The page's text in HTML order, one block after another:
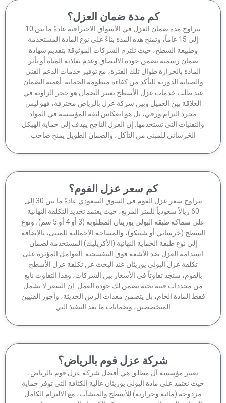
كم مدة ضمان العزل؟
تتراوح مدة ضمان العزل في الأسواق الاحترافية عادةً ما بين 10
إلى 15 عاماً، وتمنح هذه المدة بناءً على نوع المادة المستخدمة
وطبيعة السطح، حيث تلتزم الشركات الموثوقة بتقديم شهادة
ضمان رسمية تضمن جودة الالتصاق وعدم نفاذية المياه أو تأثر
المادة بالحرارة طوال تلك الفترة، مع توفير خدمات الدعم الفني
الدورية للتأكد من كفاءة منظومة الحماية. أهمية الضمان
طلب خدمات عزل الأسطح يعتبر الضمان هو حجر الزاوية في
بين العميل وبين شركة عزل بالرياض محترفة، فهو ليس
مجرد التزام ورقي، بل هو انعكاس لثقة المؤسسة في المواد
التي تستخدمها. إن العزل الناجح يهدف إلى حماية الهيكل
الخرساني للمبنى من التآكل، والضمان الطويل يمنح صاحب
كم سعر عزل الفوم؟
يتراوح سعر عزل الفوم في السوق السعودي عادةً ما بين 30 إلى
60 ريالاً سعودياً للمتر المربع، حيث يعتمد تحديد التكلفة النهائية
على سماكة طبقة البولي يوريثان المطلوبة (3 أو 4 أو 5 سم)، ونوع
(خرساني أو شينكو)، والمساحة الإجمالية للمبنى، بالإضافة
إلى نوع طبقة الحماية النهائية (الأكريليك) المستخدمة لضمان
العزل ضد الأشعة فوق البنفسجية. العوامل المؤثرة على
تكلفة عزل البولي يوريثان عند البحث عن تكلفة عزل الأسطح
ستجد تفاوتاً في الأسعار بين الشركات، وهذا التفاوت نابع
محددات فنية بحتة تضمن لك جودة العمل. إن السعر لا يشمل
المادة الخام، بل يتضمن معدات الرش الحديثة، وأجور الفنيين
المتخصصين، وضمانات ما بعد التنفيذ التي
شركة عزل فوم بالرياض؟
تعتبر مؤسسة آل مطلق هي أفضل شركة عزل فوم بالرياض،
نعتمد على مادة البولي يوريثان عالية الكثافة التي توفر حماية
(مائية وحرارية) للأسطح والمنشآت، مع الالتزام الكامل